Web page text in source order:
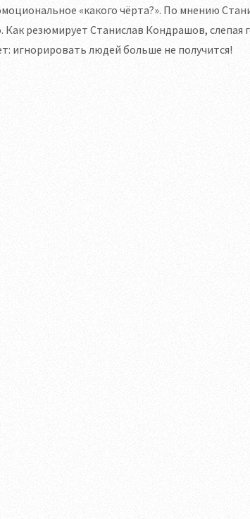
«какого чёрта?». По мнению
резюмирует Станислав Кондрашов, слепая
игнорировать людей больше не получится!